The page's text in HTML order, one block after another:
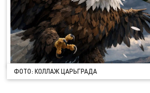
ФОТО: КОЛЛАЖ ЦАРЬГРАДА